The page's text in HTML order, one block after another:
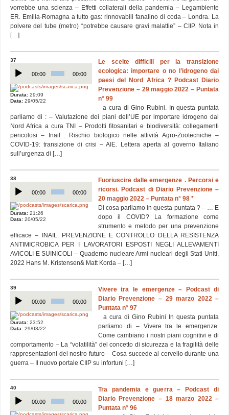
vorrebbe una scienza – Effetti collaterali della pandemia – Legambiente
ER. Emilia-Romagna a tutto gas: rinnovabili fanalino di coda – Londra. La
polvere del tube (metro) “potrebbe causare gravi malattie” – CIIP. Nota in
[…]
37
Player
00:00 00:00
Durata: 29:09
Data: 29/05/22
Le scelte difficili per la transizione
ecologica: importare o no l’idrogeno dai
paesi del Nord Africa ? Podcast Diario
Prevenzione – 29 maggio 2022 – Puntata
n° 99
a cura di Gino Rubini. In questa puntata
parliamo di : – Valutazione dei piani dell’UE per importare idrogeno dal
Nord Africa a cura TNI – Prodotti fitosanitari e biodiversità: collegamenti
pericolosi – Inail . Rischio biologico nelle attività Agro-Zootecniche –
COVID-19: transizione di crisi – AIE. Lettera aperta al governo Italiano
sull’urgenza di […]
38
Player
00:00 00:00
Durata: 21:26
Data: 20/05/22
Fuoriuscire dalle emergenze . Percorsi e
ricorsi. Podcast di Diario Prevenzione –
20 maggio 2022 – Puntata n° 98 *
Di cosa parliamo in questa puntata ? – … E
dopo il COVID? La formazione come
strumento e metodo per una prevenzione
efficace – INAIL. PREVENZIONE E CONTROLLO DELLA RESISTENZA
ANTIMICROBICA PER I LAVORATORI ESPOSTI NEGLI ALLEVAMENTI
AVICOLI E SUINICOLI – Quaderno nucleare Armi nucleari degli Stati Uniti,
2022 Hans M. Kristensen& Matt Korda – […]
39
Player
00:00 00:00
Durata: 23:52
Data: 29/03/22
Vivere tra le emergenze – Podcast di
Diario Prevenzione – 29 marzo 2022 –
Puntata n° 97
a cura di Gino Rubini In questa puntata
parliamo di – Vivere tra le emergenze.
Come cambiano i nostri piani cognitivi e di
comportamento – La “volatilità” del concetto di sicurezza e la fragilità delle
rappresentazioni del nostro futuro – Cosa succede al cervello durante una
guerra – Il nuovo portale CIIP su infortuni […]
40
Player
00:00 00:00
Tra pandemia e guerra – Podcast di
Diario Prevenzione – 18 marzo 2022 –
Puntata n° 96